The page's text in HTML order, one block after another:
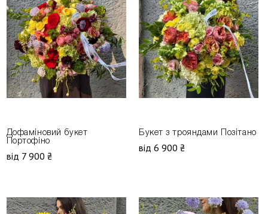
Дофаміновий букет
Портофіно
від 7 900 ₴
Букет з трояндами Позітано
від 6 900 ₴